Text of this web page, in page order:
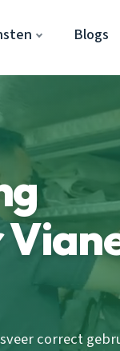
Blogs
correct